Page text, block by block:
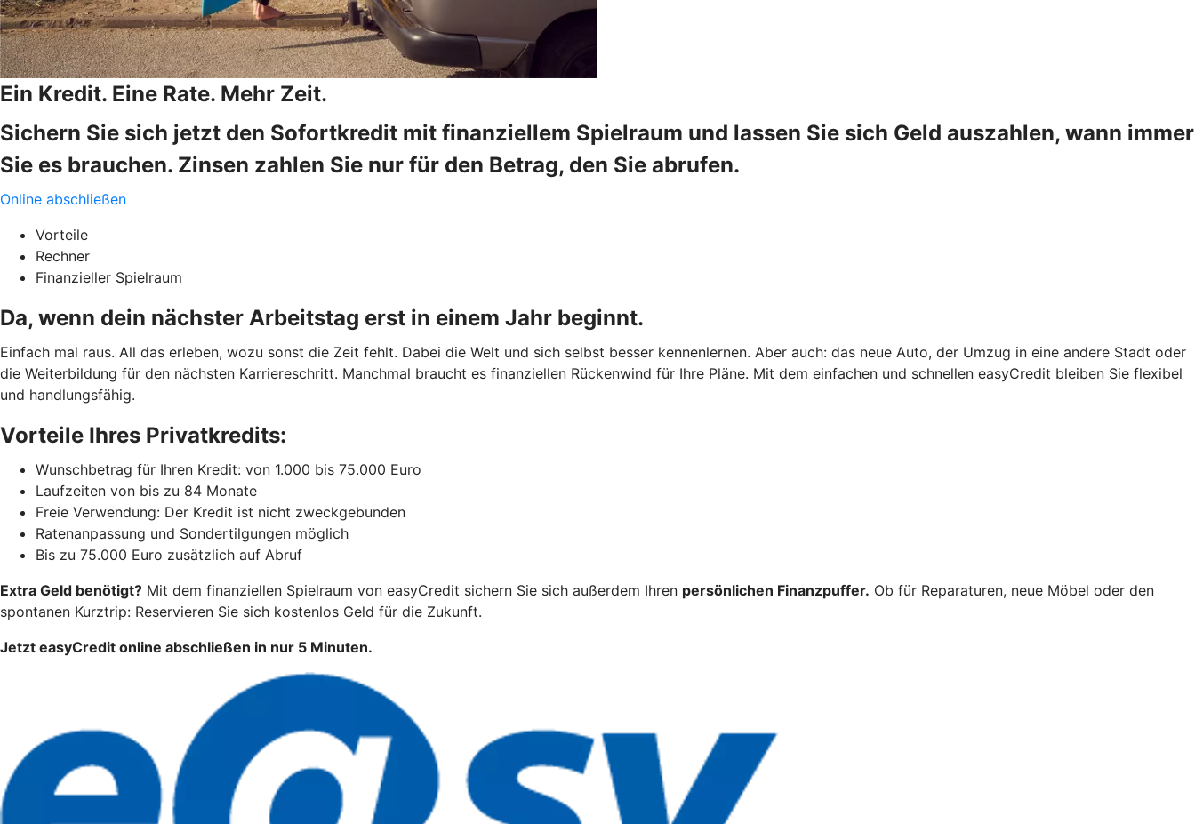
Ein Kredit. Eine Rate. Mehr Zeit.
Sichern Sie sich jetzt den Sofortkredit mit finanziellem Spielraum und lassen Sie sich Geld auszahlen, wann immer
Sie es brauchen. Zinsen zahlen Sie nur für den Betrag, den Sie abrufen.
Online abschließen
Vorteile
Rechner
Finanzieller Spielraum
Da, wenn dein nächster Arbeitstag erst in einem Jahr beginnt.
Einfach mal raus. All das erleben, wozu sonst die Zeit fehlt. Dabei die Welt und sich selbst besser kennenlernen. Aber auch: das neue Auto, der Umzug in eine andere Stadt oder
die Weiterbildung für den nächsten Karriereschritt. Manchmal braucht es finanziellen Rückenwind für Ihre Pläne. Mit dem einfachen und schnellen easyCredit bleiben Sie flexibel
und handlungsfähig.
Vorteile Ihres Privatkredits:
Wunschbetrag für Ihren Kredit: von 1.000 bis 75.000 Euro
Laufzeiten von bis zu 84 Monate
Freie Verwendung: Der Kredit ist nicht zweckgebunden
Ratenanpassung und Sondertilgungen möglich
Bis zu 75.000 Euro zusätzlich auf Abruf
Extra Geld benötigt? Mit dem finanziellen Spielraum von easyCredit sichern Sie sich außerdem Ihren persönlichen Finanzpuffer. Ob für Reparaturen, neue Möbel oder den
spontanen Kurztrip: Reservieren Sie sich kostenlos Geld für die Zukunft.
Jetzt easyCredit online abschließen in nur 5 Minuten.